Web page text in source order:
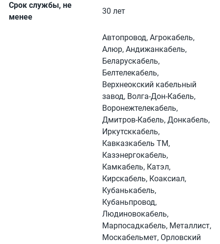
Срок службы, не
менее
30 лет
Автопровод, Агрокабель,
Алюр, Андижанкабель,
Беларускабель,
Белтелекабель,
Верхнеокский кабельный
завод, Волга-Дон-Кабель,
Воронежтелекабель,
Дмитров-Кабель, Донкабель,
Иркутсккабель,
Кавказкабель ТМ,
Казэнергокабель,
Камкабель, Катэл,
Кирскабель, Коаксиал,
Кубанькабель,
Кубаньпровод,
Людиновокабель,
Марпосадкабель, Металлист,
Москабельмет, Орловский